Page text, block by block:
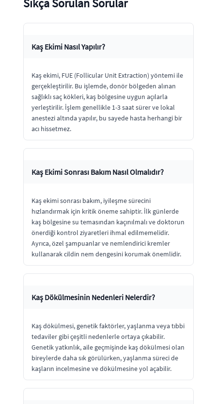
Sıkça Sorulan Sorular
Kaş Ekimi Nasıl Yapılır?
Kaş ekimi, FUE (Follicular Unit Extraction) yöntemi ile
gerçekleştirilir. Bu işlemde, donör bölgeden alınan
sağlıklı saç kökleri, kaş bölgesine uygun açılarla
yerleştirilir. İşlem genellikle 1-3 saat sürer ve lokal
anestezi altında yapılır, bu sayede hasta herhangi bir
acı hissetmez.
Kaş Ekimi Sonrası Bakım Nasıl Olmalıdır?
Kaş ekimi sonrası bakım, iyileşme sürecini
hızlandırmak için kritik öneme sahiptir. İlk günlerde
kaş bölgesine su temasından kaçınılmalı ve doktorun
önerdiği kontrol ziyaretleri ihmal edilmemelidir.
Ayrıca, özel şampuanlar ve nemlendirici kremler
kullanarak cildin nem dengesini korumak önemlidir.
Kaş Dökülmesinin Nedenleri Nelerdir?
Kaş dökülmesi, genetik faktörler, yaşlanma veya tıbbi
tedaviler gibi çeşitli nedenlerle ortaya çıkabilir.
Genetik yatkınlık, aile geçmişinde kaş dökülmesi olan
bireylerde daha sık görülürken, yaşlanma süreci de
kaşların incelmesine ve dökülmesine yol açabilir.